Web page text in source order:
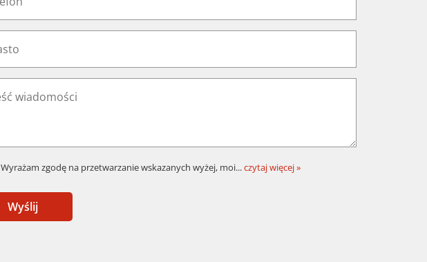
Wyrażam zgodę na przetwarzanie wskazanych wyżej, moi...czytaj więcej »
Wyślij